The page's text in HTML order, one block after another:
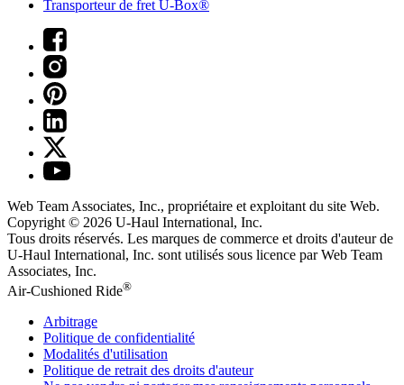
Transporteur de fret U-Box®
Web Team Associates, Inc., propriétaire et exploitant du site Web.
Copyright © 2026 U-Haul International, Inc.
Tous droits réservés. Les marques de commerce et droits d'auteur de
U-Haul International, Inc. sont utilisés sous licence par Web Team
Associates, Inc.
Air-Cushioned Ride®
Arbitrage
Politique de confidentialité
Modalités d'utilisation
Politique de retrait des droits d'auteur